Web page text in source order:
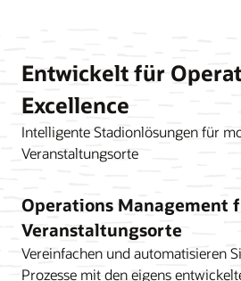
Entwickelt für
Excellence
Intelligente Stadionlösungen für
Veranstaltungsorte
Operations Management
Veranstaltungsorte
Vereinfachen und automatisieren
Prozesse mit den eigens